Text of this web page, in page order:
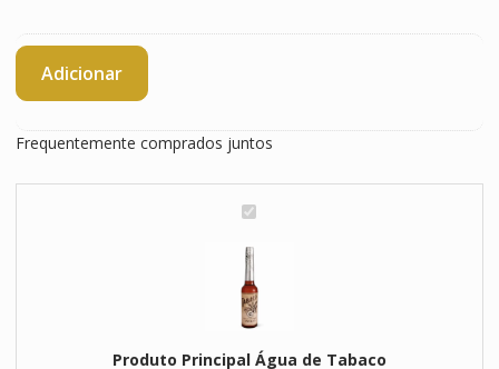
Quantidade
Água
de
Tabaco
Adicionar
Frequentemente comprados juntos
Á
u
a
d
e
T
Produto Principal Água de Tabaco